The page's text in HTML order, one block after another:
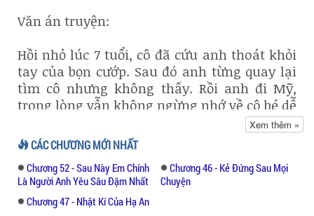
Văn án truyện:
Hồi nhỏ lúc 7 tuổi, cô đã cứu anh thoát khỏi
tay của bọn cướp. Sau đó anh từng quay lại
tìm cô nhưng không thấy. Rồi anh đi Mỹ,
trong lòng vẫn không ngừng nhớ về cô bé dễ
thương năm nào. Khi trưởng thành, anh về
nước tiếp quản tập đoàn của gia đình. Anh
quay lại khu ổ chuột nơi cô từng sống và
không ngừng tìm kiếm cô nhưng vẫn không
thấy tung tích cô đâu. Rồi anh quen Giản
Đình - vị hôn thê hiện tại, người con gái
Xem thêm »
CÁC CHƯƠNG MỚI NHẤT
Chương 52 - Sau Này Em Chính
Là Người Anh Yêu Sâu Đậm Nhất
Chương 46 - Kẻ Đứng Sau Mọi
Chuyện
Chương 47 - Nhật Kí Của Hạ An